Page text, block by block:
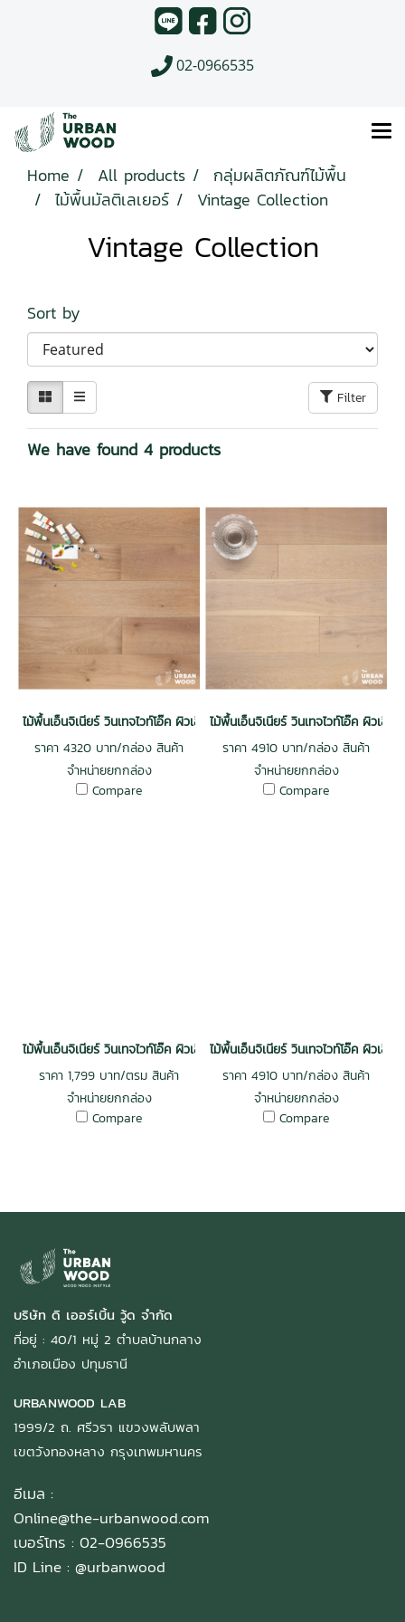
02-0966535
Home All products
กลุ่มผลิตภัณฑ์ไม้พื้น
ไม้พื้นมัลติเลเยอร์
Vintage Collection
Vintage Collection
Sort by
Filter
We have found 4 products
ไม้พื้นเอ็นจิเนียร์ วินเทจไวท์โอ๊ค ผิวเสี้ยนไม้หนา 3 mm. รางลิ้น สีฟลอเรนซ์
ราคา 4320 บาท/กล่อง สินค้า
จำหน่ายยกกล่อง
Compare
ไม้พื้นเอ็นจิเนียร์ วินเทจไวท์โอ๊ค ผิวเสี้
ราคา 4910 บาท/กล่อง สินค้า
จำหน่ายยกกล่อง
Compare
ไม้พื้นเอ็นจิเนียร์ วินเทจไวท์โอ๊ค ผิวเสี้ยนไม้หนา 3 mm. รางลิ้น สีดาร์ค รูม
ราคา 1,799 บาท/ตรม สินค้า
จำหน่ายยกกล่อง
Compare
ไม้พื้นเอ็นจิเนียร์ วินเทจไวท์โอ๊ค ผิวเสี้
ราคา 4910 บาท/กล่อง สินค้า
จำหน่ายยกกล่อง
Compare
บริษัท ดิ เออร์เบิ้น วู้ด จำกัด
ที่อยู่ : 40/1 หมู่ 2 ตำบลบ้านกลาง
อำเภอเมือง ปทุมธานี
URBANWOOD LAB
1999/2 ถ. ศรีวรา แขวงพลับพลา
เขตวังทองหลาง กรุงเทพมหานคร
อีเมล :
Online@the-urbanwood.com
เบอร์โทร : 02-0966535
ID Line : @urbanwood